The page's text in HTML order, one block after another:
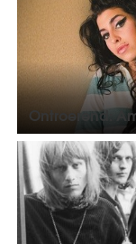
Ontroerend: